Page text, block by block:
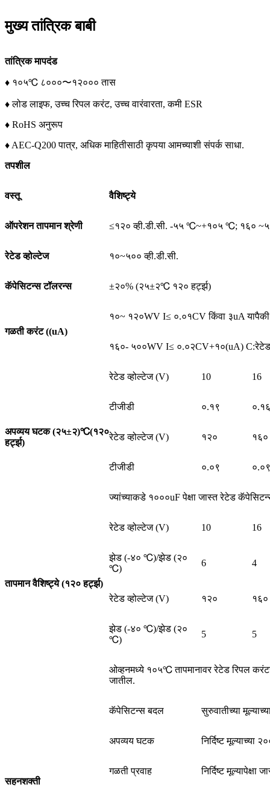
मुख्य तांत्रिक बाबी
तांत्रिक मापदंड
♦ १०५℃ ८०००〜१२००० तास
♦ लोड लाइफ, उच्च रिपल करंट, उच्च वारंवारता, कमी ESR
♦ RoHS अनुरूप
♦ AEC-Q200 पात्र, अधिक माहितीसाठी कृपया आमच्याशी संपर्क साधा.
तपशील
वस्तू वैशिष्ट्ये
ऑपरेशन तापमान श्रेणी ≤१२० व्ही.डी.सी. -५५ ℃~+१०५ ℃; १६०
रेटेड व्होल्टेज १०~५०० व्ही.डी.सी.
कॅपेसिटन्स टॉलरन्स ±२०% (२५±२℃ १२० हर्ट्झ)
गळती करंट ((uA)
१०~ १२०WV I≤ ०.०१CV किंवा ३uA
१६०- ५००WV I≤ ०.०२CV+१०(uA) C:रेटेड
अपव्यय घटक (२५±२)℃(१२०
हर्ट्झ)
रेटेड व्होल्टेज (V) 10 16
टीजीडी ०.१९ ०.१६
रेटेड व्होल्टेज (V) १२० १६०
टीजीडी ०.०९ ०.०९
ज्यांच्याकडे १०००uF पेक्षा जास्त रेटेड
तापमान वैशिष्ट्ये (१२० हर्ट्झ)
रेटेड व्होल्टेज (V) 10 16
झेड (-४० ℃)/झेड (२०
℃)
6 4
रेटेड व्होल्टेज (V) १२० १६०
झेड (-४० ℃)/झेड (२०
℃)
5 5
सहनशक्ती
ओव्हनमध्ये १०५℃ तापमानावर रेटेड रिपल
जातील.
कॅपेसिटन्स बदल सुरुवातीच्या
अपव्यय घटक निर्दिष्ट मूल्याच्या
गळती प्रवाह निर्दिष्ट मूल्यापेक्षा